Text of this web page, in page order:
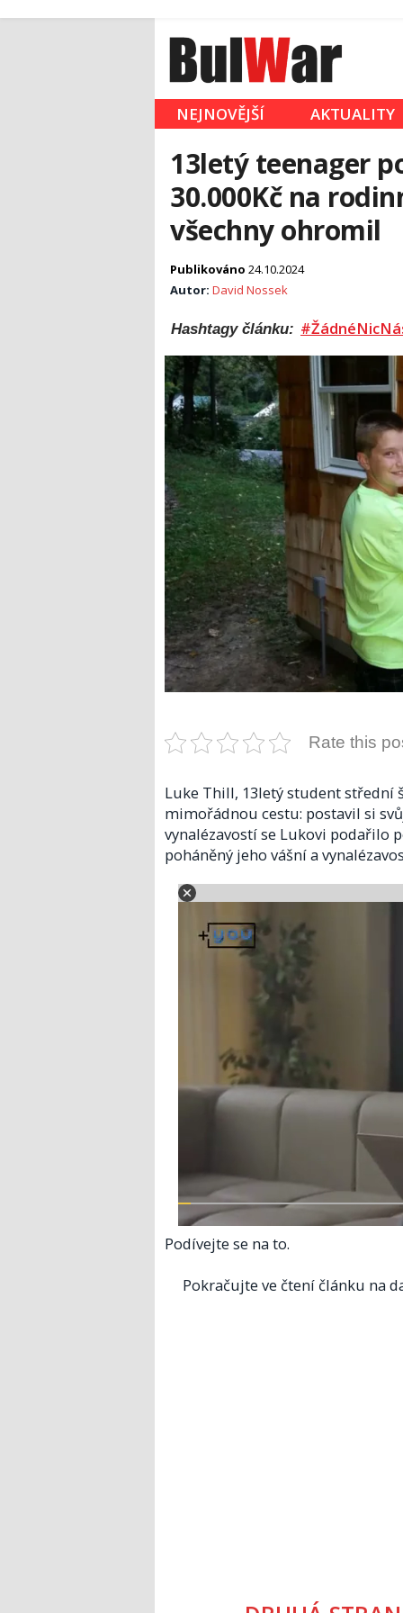
NEJNOVĚJŠÍ AKTUALITY
13letý teenager
30.000Kč na
všechny ohromil
Publikováno 24.10.2024
Autor: David Nossek
Hashtagy článku:
Rate this
Luke Thill, 13letý student střední
mimořádnou cestu: postavil si
vynalézavostí se Lukovi podařilo
poháněný jeho vášní a
Podívejte se na to.
Pokračujte ve čtení článku na